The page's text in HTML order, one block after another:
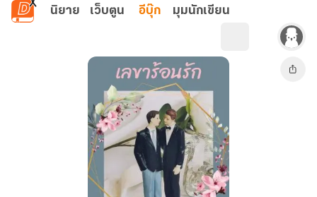
ข้ามไปยังเนื้อหาหลัก
นิยาย เว็บตูน อีบุ๊ก มุมนักเขียน